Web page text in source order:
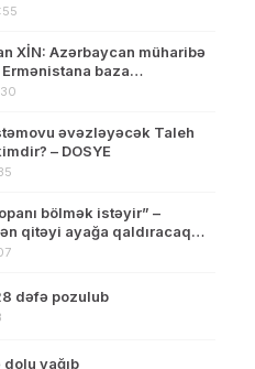
XİN: Azərbaycan müharibə
baza
təqdim etməzdi
əvəzləyəcək Taleh
– DOSYE
bölmək istəyir” –
qitəyi ayağa qaldıracaq
dəfə pozulub
yağıb